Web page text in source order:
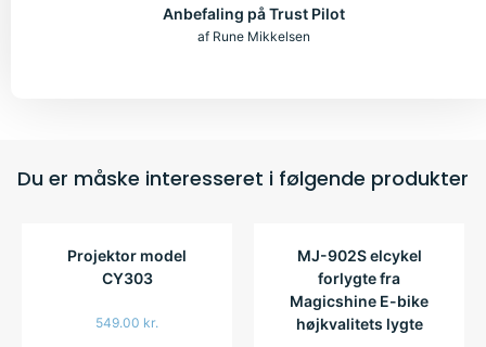
Anbefaling på Trust Pilot
af Rune Mikkelsen
Du er måske interesseret i følgende produkter
Projektor model
CY303
549.00 kr.
MJ-902S elcykel
forlygte fra
Magicshine E-bike
højkvalitets lygte